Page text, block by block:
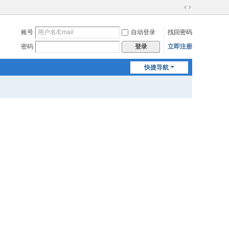
切
到
宽
账号 自动登录
找回密码
密码
登录 立即注册
快捷导航